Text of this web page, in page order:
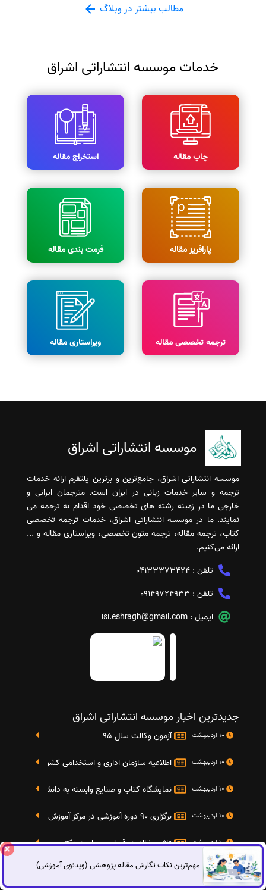
مطالب بیشتر در وبلاگ
خدمات موسسه انتشاراتی اشراق
چاپ مقاله استخراج مقاله
پارافریز مقاله فرمت بندی مقاله
ترجمه تخصصی مقاله ویراستاری مقاله
موسسه انتشاراتی اشراق
موسسه انتشاراتی اشراق، جامع‌ترین و برترین پلتفرم ارائه خدمات
ترجمه و سایر خدمات زبانی در ایران است. مترجمان ایرانی و
خارجی ما در زمینه رشته های تخصصی خود اقدام به ترجمه می
نمایند. ما در موسسه انتشاراتی اشراق، خدمات ترجمه تخصصی
کتاب، ترجمه مقاله، ترجمه متون تخصصی، ویراستاری مقاله و ...
ارائه می‌کنیم.
تلفن : 04133373424
تلفن : 09149724933
ایمیل : isi.eshragh@gmail.com
جدیدترین اخبار موسسه انتشاراتی اشراق
آزمون وکالت سال 95
اطلاعیه سازمان اداری و استخدامی کشور در خصوص
نمایشگاه کتاب و صنایع وابسته به دانشگاه صنعتی شریف 4 الی 8 مهر
برگزاری 90 دوره آموزشی در مرکز آموزش فرهنگی دانشگاه علامه
10 اردیبهشت تاثیر مقاله در قبولی مصاحبه دکتری
10 اردیبهشت برگزاری آزمون انگلیسی GRE روز شنبه 27 شهریور(مقارن با 17 سپتامبر 2016)
مهم‌ترین نکات نگارش مقاله پژوهشی (ویدئوی آموزشی)
گفتگوی آنلاین